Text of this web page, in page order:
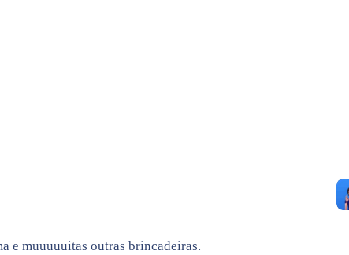
e muuuuuitas outras brincadeiras.